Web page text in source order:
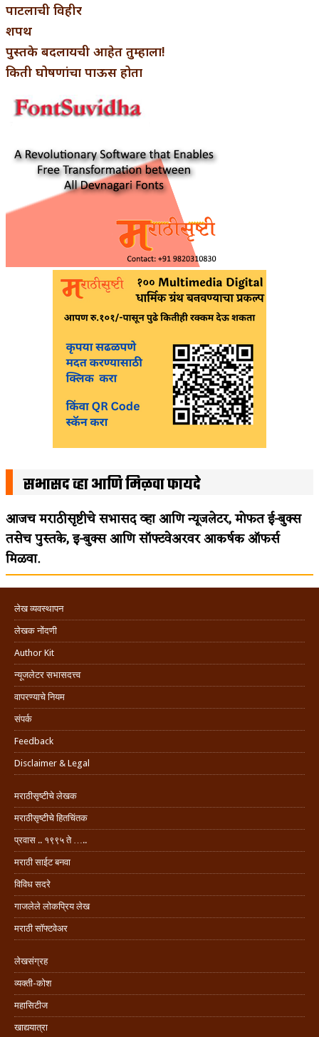
पाटलाची विहीर
शपथ
पुस्तके बदलायची आहेत तुम्हाला!
किती घोषणांचा पाऊस होता
सभासद व्हा आणि मिळवा फायदे
आजच मराठीसृष्टीचे सभासद व्हा आणि न्यूजलेटर, मोफत ई-बुक्स
तसेच पुस्तके, इ-बुक्स आणि सॉफ्टवेअरवर आकर्षक ऑफर्स
मिळवा.
लेख व्यवस्थापन
लेखक नोंदणी
Author Kit
न्यूजलेटर सभासदत्त्व
वापरण्याचे नियम
संपर्क
Feedback
Disclaimer & Legal
मराठीसृष्टीचे लेखक
मराठीसृष्टीचे हितचिंतक
प्रवास .. १९९५ ते …..
मराठी साईट बनवा
विविध सदरे
गाजलेले लोकप्रिय लेख
मराठी सॉफ्टवेअर
लेखसंग्रह
व्यक्ती-कोश
महासिटीज
खाद्ययात्रा